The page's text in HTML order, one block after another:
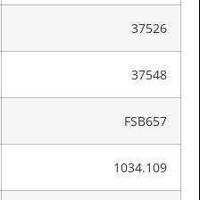
37526
37548
FSB657
1034.109